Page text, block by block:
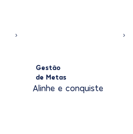
Gestão
de Metas
Alinhe e conquiste